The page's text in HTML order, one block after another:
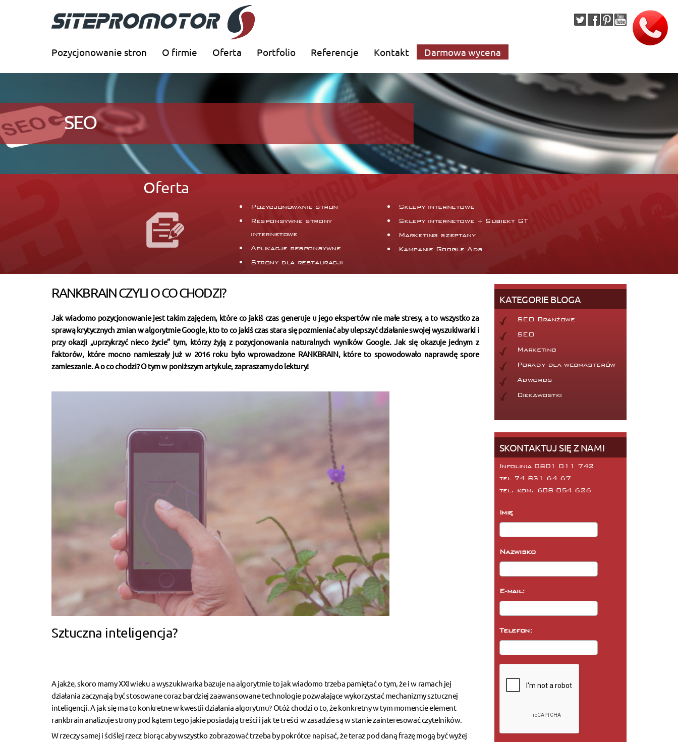
Pozycjonowanie stron O firmie Oferta Portfolio Referencje Kontakt Darmowa wycena
SEO
Oferta
Pozycjonowanie stron
Responsywne strony
internetowe
Aplikacje responsywne
Strony dla restauracji
Sklepy internetowe
Sklepy internetowe + Subiekt GT
Marketing szeptany
Kampanie Google Ads
RANKBRAIN CZYLI O CO CHODZI?
Jak wiadomo pozycjonowanie jest takim zajęciem, które co jakiś czas generuje u jego ekspertów nie małe stresy, a to wszystko za
sprawą krytycznych zmian w algorytmie Google, kto to co jakiś czas stara się pozmieniać aby ulepszyć działanie swojej wyszukiwarki i
przy okazji „uprzykrzyć nieco życie” tym, którzy żyją z pozycjonowania naturalnych wyników Google. Jak się okazuje jednym z
faktorów, które mocno namieszały już w 2016 roku było wprowadzone RANKBRAIN, które to spowodowało naprawdę spore
zamieszanie. A o co chodzi? O tym w poniższym artykule, zapraszamy do lektury!
Sztuczna inteligencja?
A jakże, skoro mamy XXI wieku a wyszukiwarka bazuje na algorytmie to jak wiadomo trzeba pamiętać o tym, że i w ramach jej
działania zaczynają być stosowane coraz bardziej zaawansowane technologie pozwalające wykorzystać mechanizmy sztucznej
inteligencji. A jak się ma to konkretne w kwestii działania algorytmu? Otóż chodzi o to, że konkretny w tym momencie element
rankbrain analizuje strony pod kątem tego jakie posiadają treści i jak te treści w zasadzie są w stanie zainteresować czytelników.
W rzeczy samej i ściślej rzecz biorąc aby wszystko zobrazować trzeba by pokrótce napisać, że teraz pod daną frazę mogą być wyżej
KATEGORIE BLOGA
SEO Branżowe
SEO
Marketing
Porady dla webmasterów
Adwords
Ciekawostki
SKONTAKTUJ SIĘ Z NAMI
Infolinia 0801 011 742
tel 74 831 64 67
tel. kom. 608 054 626
Imię
Nazwisko
E-mail:
Telefon: